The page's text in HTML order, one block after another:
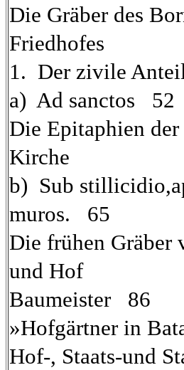
Die Gräber des
Friedhofes
1. Der zivile
a) Ad sanctos 52
Die Epitaphien
Kirche
b) Sub
muros. 65
Die frühen Gräber
und Hof
Baumeister 86
»Hofgärtner in
Hof-, Staats-und